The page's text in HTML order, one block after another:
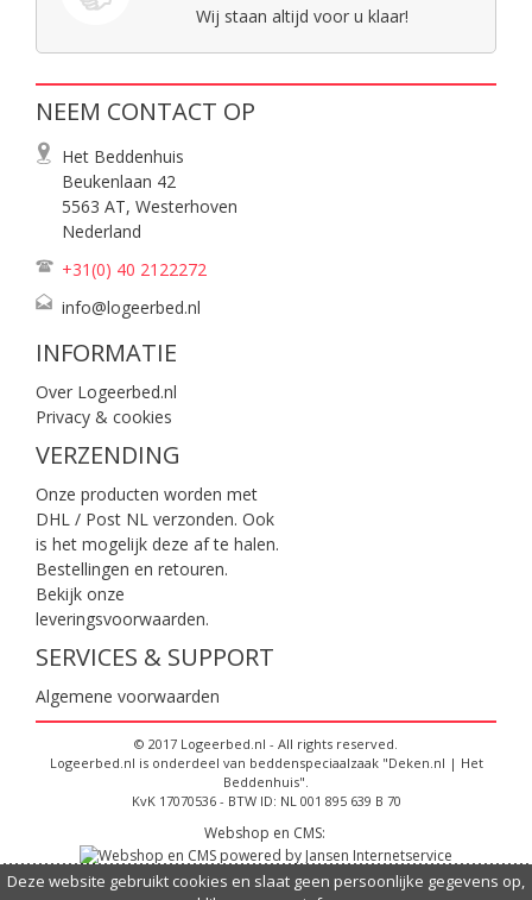
Wij staan altijd voor u klaar!
NEEM CONTACT OP
Het Beddenhuis
Beukenlaan 42
5563 AT, Westerhoven
Nederland
+31(0) 40 2122272
info@logeerbed.nl
INFORMATIE
Over Logeerbed.nl
Privacy & cookies
VERZENDING
Onze producten worden met
DHL / Post NL verzonden. Ook
is het mogelijk deze af te halen.
Bestellingen en retouren.
Bekijk onze
leveringsvoorwaarden.
SERVICES & SUPPORT
Algemene voorwaarden
© 2017 Logeerbed.nl - All rights reserved.
Logeerbed.nl is onderdeel van beddenspeciaalzaak "Deken.nl | Het
Beddenhuis".
KvK 17070536 - BTW ID: NL 001 895 639 B 70
Webshop en CMS:
Deze website gebruikt cookies en slaat geen persoonlijke gegevens op,